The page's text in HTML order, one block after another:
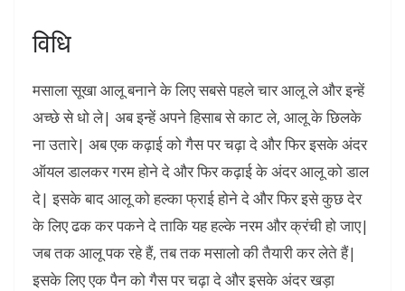
विधि
मसाला सूखा आलू बनाने के लिए सबसे पहले चार आलू ले और इन्हें
अच्छे से धो ले| अब इन्हें अपने हिसाब से काट ले, आलू के छिलके
ना उतारे| अब एक कढ़ाई को गैस पर चढ़ा दे और फिर इसके अंदर
ऑयल डालकर गरम होने दे और फिर कढ़ाई के अंदर आलू को डाल
दे| इसके बाद आलू को हल्का फ्राई होने दे और फिर इसे कुछ देर
के लिए ढक कर पकने दे ताकि यह हल्के नरम और क्रंची हो जाए|
जब तक आलू पक रहे हैं, तब तक मसालो की तैयारी कर लेते हैं|
इसके लिए एक पैन को गैस पर चढ़ा दे और इसके अंदर खड़ा